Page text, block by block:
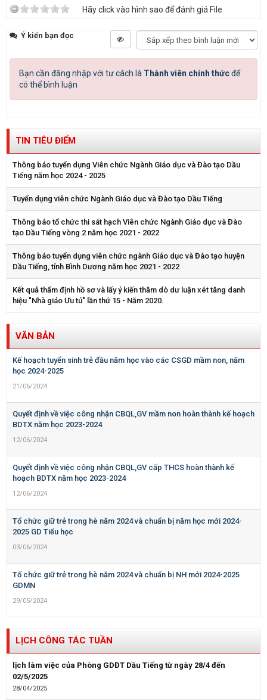
Hãy click vào hình sao để đánh giá File
Ý kiến bạn đọc
Bạn cần đăng nhập với tư cách là Thành viên chính thứcđể
có thể bình luận
TIN TIÊU ĐIỂM
Thông báo tuyển dụng Viên chức Ngành Giáo dục và Đào tạo Dầu
Tiếng năm học 2024 - 2025
Tuyển dụng viên chức Ngành Giáo dục và Đào tạo Dầu Tiếng
Thông báo tổ chức thi sát hạch Viên chức Ngành Giáo dục và Đào
tạo Dầu Tiếng vòng 2 năm học 2021 - 2022
Thông báo tuyển dụng viên chức ngành Giáo dục và Đào tạo huyện
Dầu Tiếng, tỉnh Bình Dương năm học 2021 - 2022
Kết quả thẩm định hồ sơ và lấy ý kiến thăm dò dư luận xét tăng danh
hiệu "Nhà giáo Ưu tú" lần thứ 15 - Năm 2020.
VĂN BẢN
Kế hoạch tuyển sinh trẻ đầu năm học vào các CSGD mầm non, năm
học 2024-2025
21/06/2024
Quyết định về việc công nhận CBQL,GV mầm non hoàn thành kế hoạch
BDTX năm học 2023-2024
12/06/2024
Quyết định về việc công nhận CBQL,GV cấp THCS hoàn thành kế
hoạch BDTX năm học 2023-2024
12/06/2024
Tổ chức giữ trẻ trong hè năm 2024 và chuẩn bị năm học mới 2024-
2025 GD Tiểu học
03/06/2024
Tổ chức giữ trẻ trong hè năm 2024 và chuẩn bị NH mới 2024-2025
GDMN
29/05/2024
LỊCH CÔNG TÁC TUẦN
lịch làm việc của Phòng GDĐT Dầu Tiếng từ ngày 28/4 đến
02/5/2025
28/04/2025